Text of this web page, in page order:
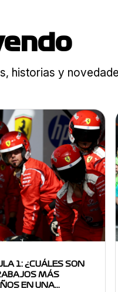
historias y
1: ¿CUÁLES SON
MÁS
EN UNA…